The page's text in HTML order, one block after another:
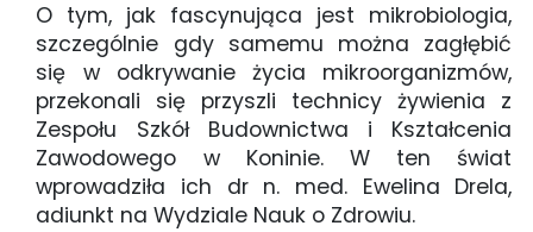
O tym, jak fascynująca jest mikrobiologia,
szczególnie gdy samemu można zagłębić
się w odkrywanie życia mikroorganizmów,
przekonali się przyszli technicy żywienia z
Zespołu Szkół Budownictwa i Kształcenia
Zawodowego w Koninie. W ten świat
wprowadziła ich dr n. med. Ewelina Drela,
adiunkt na Wydziale Nauk o Zdrowiu.